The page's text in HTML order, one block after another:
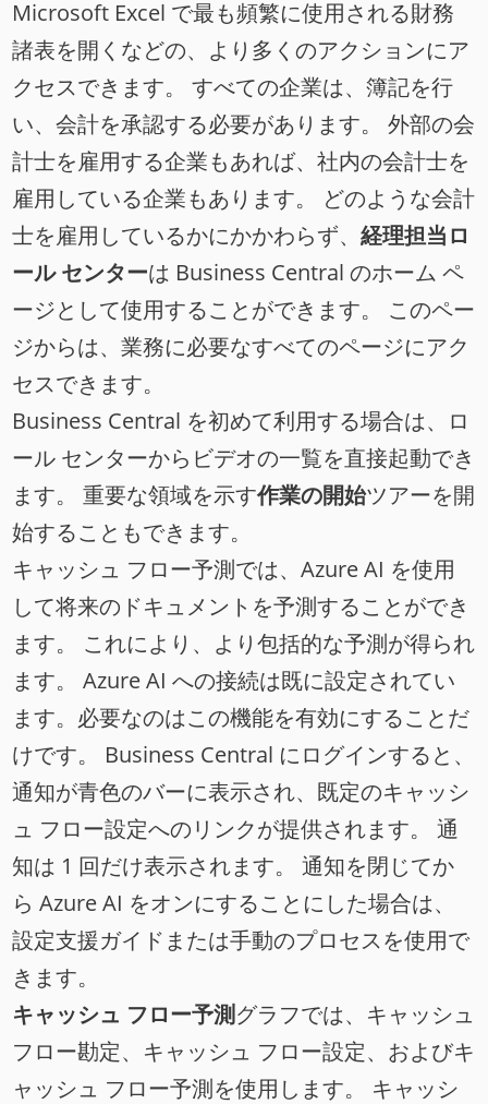
Microsoft Excel で最も頻繁に使用される財務
諸表を開くなどの、より多くのアクションにア
クセスできます。 すべての企業は、簿記を行
い、会計を承認する必要があります。 外部の会
計士を雇用する企業もあれば、社内の会計士を
雇用している企業もあります。 どのような会計
士を雇用しているかにかかわらず、経理担当ロ
ール センターは Business Central のホーム ペ
ージとして使用することができます。 このペー
ジからは、業務に必要なすべてのページにアク
セスできます。
Business Central を初めて利用する場合は、ロ
ール センターからビデオの一覧を直接起動でき
ます。 重要な領域を示す作業の開始ツアーを開
始することもできます。
キャッシュ フロー予測では、Azure AI を使用
して将来のドキュメントを予測することができ
ます。 これにより、より包括的な予測が得られ
ます。 Azure AI への接続は既に設定されてい
ます。必要なのはこの機能を有効にすることだ
けです。 Business Central にログインすると、
通知が青色のバーに表示され、既定のキャッシ
ュ フロー設定へのリンクが提供されます。 通
知は 1 回だけ表示されます。 通知を閉じてか
ら Azure AI をオンにすることにした場合は、
設定支援ガイドまたは手動のプロセスを使用で
きます。
キャッシュ フロー予測グラフでは、キャッシュ
フロー勘定、キャッシュ フロー設定、およびキ
ャッシュ フロー予測を使用します。 キャッシ